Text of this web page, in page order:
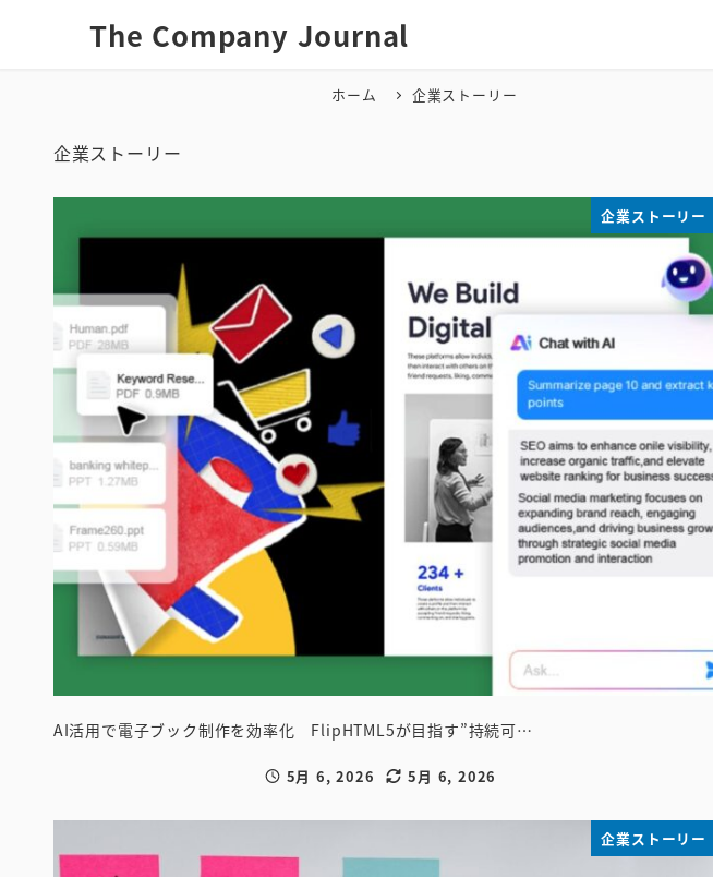
The Company Journal
ホーム 企業ストーリー
企業ストーリー
企業ストーリー
AI活用で電子ブック制作を効率化 FlipHTML5が目指す”持続可…
投稿日
5月 6, 2026
更新日
5月 6, 2026
企業ストーリー